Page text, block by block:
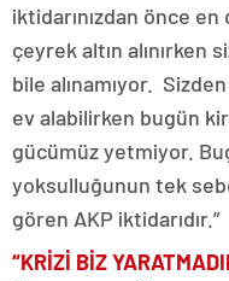
iktidarınızdan önce en
çeyrek altın alınırken
bile alınamıyor.
ev alabilirken bugün
gücümüz yetmiyor.
yoksulluğunun tek
gören AKP iktidarıdır.”
“KRİZİ BİZ